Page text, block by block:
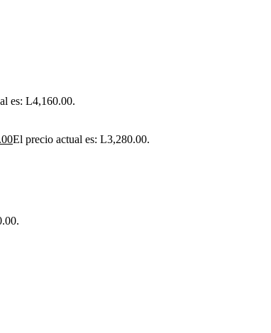
es: L4,160.00.
El precio actual es: L3,280.00.